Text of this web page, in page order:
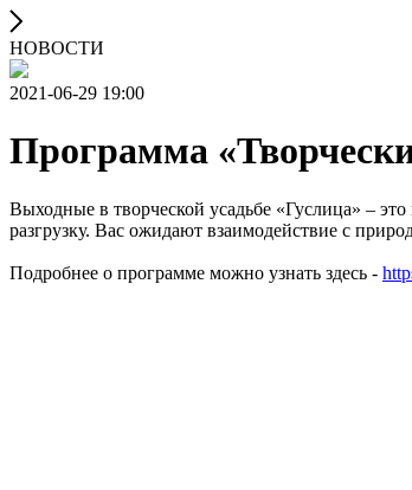
НОВОСТИ
2021-06-29 19:00
Программа
Выходные в творческой усадьбе «Гуслица» –
разгрузку. Вас ожидают взаимодействие с
Подробнее о программе можно узнать здесь -